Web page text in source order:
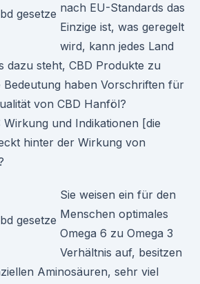
nach EU-Standards das
Einzige ist, was geregelt
wird, kann jedes Land
dazu steht, CBD Produkte zu
Bedeutung haben Vorschriften für
von CBD Hanföl?
Wirkung und Indikationen [die
hinter der Wirkung von
Sie weisen ein für den
Menschen optimales
Omega 6 zu Omega 3
Verhältnis auf, besitzen
Aminosäuren, sehr viel